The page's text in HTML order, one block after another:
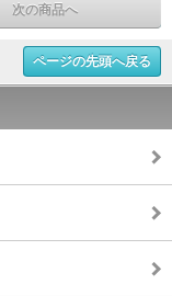
次の商品へ
ページの先頭へ戻る